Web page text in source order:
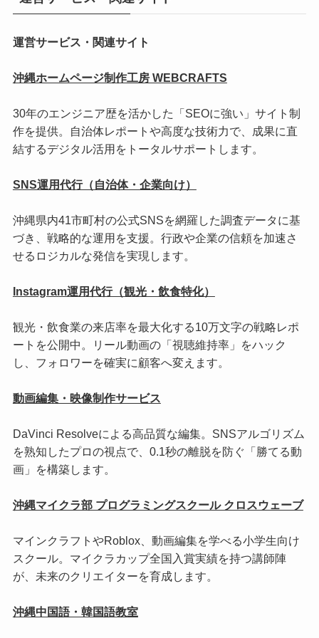
運営サービス・関連サイト
沖縄ホームページ制作工房 WEBCRAFTS
30年のエンジニア歴を活かした「SEOに強い」サイト制
作を提供。自治体レポートや高度な技術力で、成果に直
結するデジタル活用をトータルサポートします。
SNS運用代行（自治体・企業向け）
沖縄県内41市町村の公式SNSを網羅した調査データに基
づき、戦略的な運用を支援。行政や企業の信頼を加速さ
せるロジカルな発信を実現します。
Instagram運用代行（観光・飲食特化）
観光・飲食業の来店率を最大化する10万文字の戦略レポ
ートを公開中。リール動画の「視聴維持率」をハック
し、フォロワーを確実に顧客へ変えます。
動画編集・映像制作サービス
DaVinci Resolveによる高品質な編集。SNSアルゴリズム
を熟知したプロの視点で、0.1秒の離脱を防ぐ「勝てる動
画」を構築します。
沖縄マイクラ部 プログラミングスクール クロスウェーブ
マインクラフトやRoblox、動画編集を学べる小学生向け
スクール。マイクラカップ全国入賞実績を持つ講師陣
が、未来のクリエイターを育成します。
沖縄中国語・韓国語教室